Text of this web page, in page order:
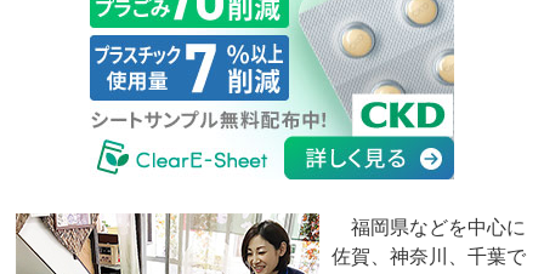
福岡県などを中心に
佐賀、神奈川、千葉で